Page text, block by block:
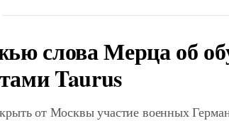
слова Мерца об
Taurus
от Москвы участие военных